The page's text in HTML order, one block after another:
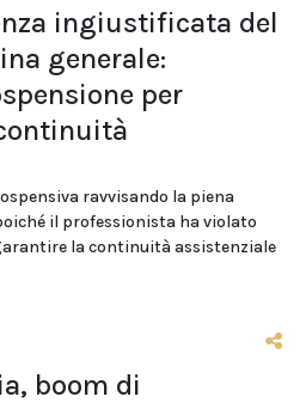
ingiustificata del
generale:
per
ravvisando la piena
il professionista ha violato
la continuità assistenziale
boom di